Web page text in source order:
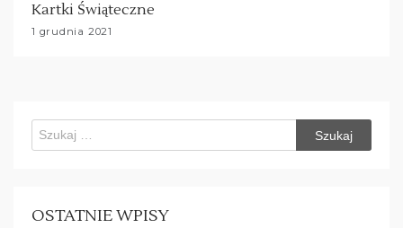
Kartki Świąteczne
1 grudnia 2021
Szukaj:
OSTATNIE WPISY